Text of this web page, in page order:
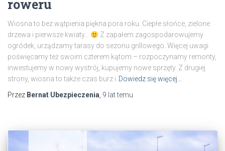
roweru
Wiosna to bez wątpienia piękna pora roku. Ciepłe słońce, zielone
drzewa i pierwsze kwiaty…
Z zapałem zagospodarowujemy
ogródek, urządzamy tarasy do sezonu grillowego. Więcej uwagi
poświęcamy też swoim czterem kątom – rozpoczynamy remonty,
inwestujemy w nowy wystrój, kupujemy nowe sprzęty. Z drugiej
strony, wiosna to także czas burz i Dowiedz się więcej…
Przez Bernat Ubezpieczenia, 9 lattemu